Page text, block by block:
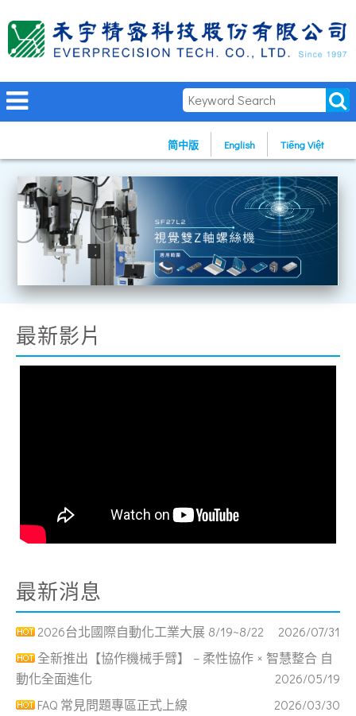
简中版 English Tiếng Việt
最新影片
最新消息
2026台北國際自動化工業大展 8/19~8/22
2026/07/31
全新推出【協作機械手臂】 – 柔性協作 × 智慧整合 自
動化全面進化
2026/05/19
FAQ 常見問題專區正式上線
2026/03/30